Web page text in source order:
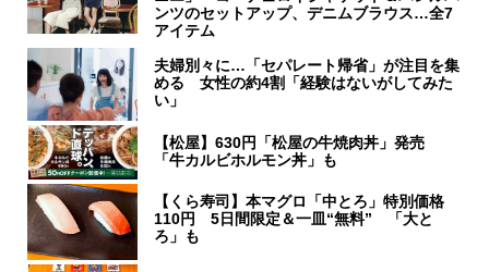
ンツのセットアップ、デニムブラウス…全7
アイテム
夫婦別々に…「セパレート帰省」が注目を集
める 女性の約4割「経験はないがしてみた
い」
【松屋】630円「松屋の牛焼肉丼」発売
「牛カルビホルモン丼」も
【くら寿司】本マグロ「中とろ」特別価格
110円 5日間限定＆一皿“無料” 「大と
ろ」も